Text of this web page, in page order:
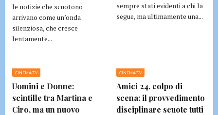
le notizie che scuotono
arrivano come un’onda
silenziosa, che cresce
lentamente...
sempre stati evidenti a chi la
segue, ma ultimamente una...
CINEMA/TV
Uomini e Donne:
scintille tra Martina e
Ciro, ma un nuovo
CINEMA/TV
Amici 24, colpo di
scena: il provvedimento
disciplinare scuote tutti